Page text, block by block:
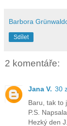
Barbora
Sdílet
2 komentáře:
Jana V. 30
Baru, tak to
P.S.
Hezký den J.